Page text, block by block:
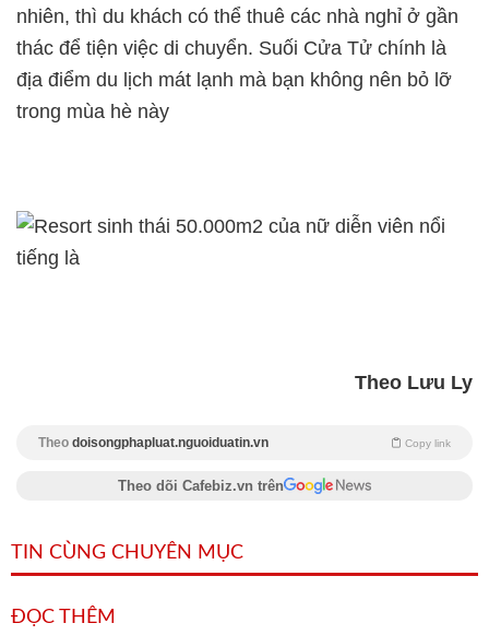
nhiên, thì du khách có thể thuê các nhà nghỉ ở gần
thác để tiện việc di chuyển. Suối Cửa Tử chính là
địa điểm du lịch mát lạnh mà bạn không nên bỏ lỡ
trong mùa hè này
Theo Lưu Ly
Theo doisongphapluat.nguoiduatin.vn Copy link
Theo dõi Cafebiz.vn trên
TIN CÙNG CHUYÊN MỤC
ĐỌC THÊM